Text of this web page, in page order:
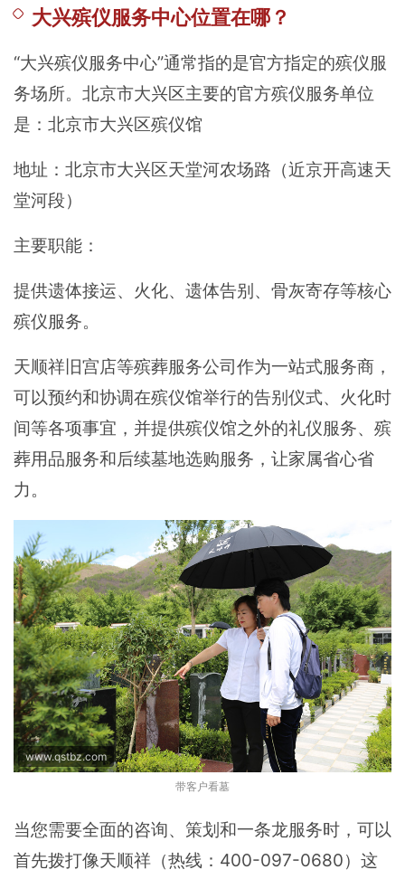
大兴殡仪服务中心位置在哪？
“大兴殡仪服务中心”通常指的是官方指定的殡仪服
务场所。北京市大兴区主要的官方殡仪服务单位
是：北京市大兴区殡仪馆
地址：北京市大兴区天堂河农场路（近京开高速天
堂河段）
主要职能：
提供遗体接运、火化、遗体告别、骨灰寄存等核心
殡仪服务。
天顺祥旧宫店等殡葬服务公司作为一站式服务商，
可以预约和协调在殡仪馆举行的告别仪式、火化时
间等各项事宜，并提供殡仪馆之外的礼仪服务、殡
葬用品服务和后续墓地选购服务，让家属省心省
力。
带客户看墓
www.qstbz.com
当您需要全面的咨询、策划和一条龙服务时，可以
首先拨打像天顺祥（热线： 400-097-0680）这